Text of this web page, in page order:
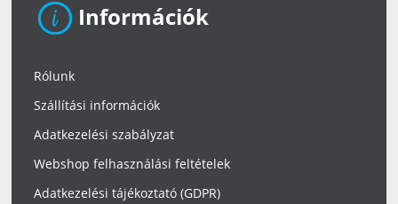
Információk
Rólunk
Szállítási információk
Adatkezelési szabályzat
Webshop felhasználási feltételek
Adatkezelési tájékoztató (GDPR)